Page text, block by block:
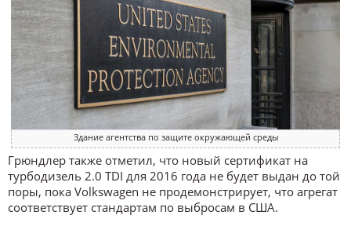
Здание агентства по защите окружающей среды
Грюндлер также отметил, что новый сертификат на
турбодизель 2.0 TDI для 2016 года не будет выдан до той
поры, пока Volkswagen не продемонстрирует, что агрегат
соответствует стандартам по выбросам в США.